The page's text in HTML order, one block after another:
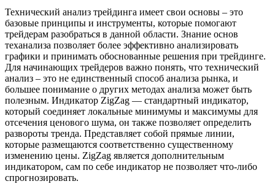
Технический анализ трейдинга имеет свои основы – это
базовые принципы и инструменты, которые помогают
трейдерам разобраться в данной области. Знание основ
теханализа позволяет более эффективно анализировать
графики и принимать обоснованные решения при трейдинге.
Для начинающих трейдеров важно понять, что технический
анализ – это не единственный способ анализа рынка, и
большее понимание о других методах анализа может быть
полезным. Индикатор ZigZag — стандартный индикатор,
который соединяет локальные минимумы и максимумы для
отсечения ценового шума, он также позволяет определить
развороты тренда. Представляет собой прямые линии,
которые размещаются соответственно существенному
изменению цены. ZigZag является дополнительным
индикатором, сам по себе индикатор не позволяет что-либо
спрогнозировать.